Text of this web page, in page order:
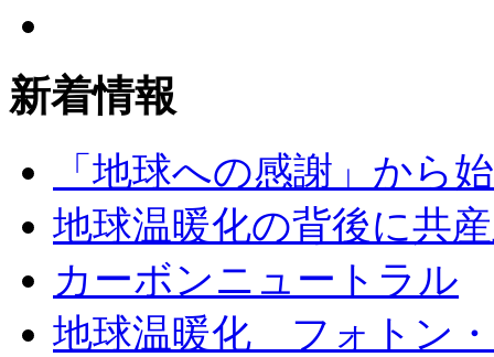
新着情報
「地球への感謝」から
地球温暖化の背後に共
カーボンニュートラル
地球温暖化 フォトン